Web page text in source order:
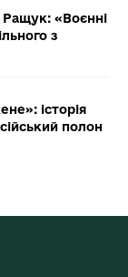
«Воєнні
з
історія
полон